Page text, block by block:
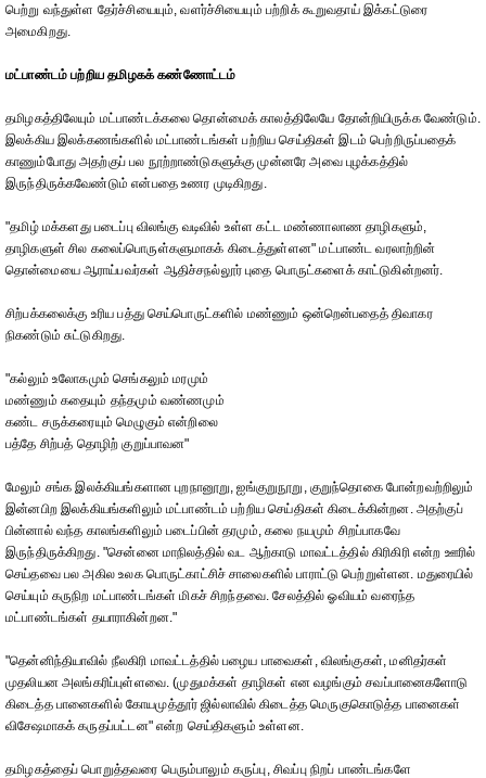
பெற்று வந்துள்ள தேர்ச்சியையும், வளர்ச்சியையும் பற்றிக் கூறுவதாய் இக்கட்டுரை
அமைகிறது.
மட்பாண்டம் பற்றிய தமிழகக் கண்ணோட்டம்
தமிழகத்திலேயும் மட்பாண்டக்கலை தொன்மைக் காலத்திலேயே தோன்றியிருக்க வேண்டும்.
இலக்கிய இலக்கணங்களில் மட்பாண்டங்கள் பற்றிய செய்திகள் இடம் பெற்றிருப்பதைக்
காணும்போது அதற்குப் பல நூற்றாண்டுகளுக்கு முன்னரே அவை புழக்கத்தில்
இருந்திருக்கவேண்டும் என்பதை உணர முடிகிறது.
"தமிழ் மக்களது படைப்பு விலங்கு வடிவில் உள்ள கட்ட மண்ணாலாண தாழிகளும்,
தாழிகளுள் சில கலைப்பொருள்களுமாகக் கிடைத்துள்ளன" மட்பாண்ட வரலாற்றின்
தொன்மையை ஆராய்பவர்கள் ஆதிச்சநல்லூர் புதை பொருட்களைக் காட்டுகின்றனர்.
சிற்பக்கலைக்கு உரிய பத்து செய்பொருட்களில் மண்ணும் ஒன்றென்பதைத் திவாகர
நிகண்டும் சுட்டுகிறது.
"கல்லும் உலோகமும் செங்கலும் மரமும்
மண்ணும் கதையும் தந்தமும் வண்ணமும்
கண்ட சருக்கரையும் மெழுகும் என்றிலை
பத்தே சிற்பத் தொழிற் குறுப்பாவன"
மேலும் சங்க இலக்கியங்களான புறநானூறு, ஐங்குறுநூறு, குறுந்தொகை போன்றவற்றிலும்
இன்னபிற இலக்கியங்களிலும் மட்பாண்டம் பற்றிய செய்திகள் கிடைக்கின்றன. அதற்குப்
பின்னால் வந்த காலங்களிலும் படைப்பின் தரமும், கலை நயமும் சிறப்பாகவே
இருந்திருக்கிறது. "சென்னை மாநிலத்தில் வட ஆற்காடு மாவட்டத்தில் கிரிகிரி என்ற ஊரில்
செய்தவை பல அகில உலக பொருட்காட்சிச் சாலைகளில் பாராட்டு பெற்றுள்ளன. மதுரையில்
செய்யும் கருநிற மட்பாண்டங்கள் மிகச் சிறந்தவை. சேலத்தில் ஓவியம் வரைந்த
மட்பாண்டங்கள் தயாராகின்றன."
"தென்னிந்தியாவில் நீலகிரி மாவட்டத்தில் பழைய பாவைகள், விலங்குகள், மனிதர்கள்
முதலியன அலங்கரிப்புள்ளவை. (முதுமக்கள் தாழிகள் என வழங்கும் சவப்பானைகளோடு
கிடைத்த பானைகளில் கோயமுத்தூர் ஜில்லாவில் கிடைத்த மெருகுகொடுத்த பானைகள்
விசேஷமாகக் கருதப்பட்டன" என்ற செய்திகளும் உள்ளன.
தமிழகத்தைப் பொறுத்தவரை பெரும்பாலும் கருப்பு, சிவப்பு நிறப் பாண்டங்களே